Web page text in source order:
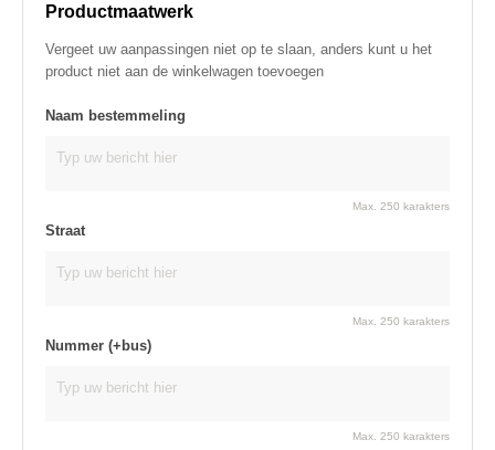
Productmaatwerk
Vergeet uw aanpassingen niet op te slaan, anders kunt u het
product niet aan de winkelwagen toevoegen
Naam bestemmeling
Max. 250 karakters
Straat
Max. 250 karakters
Nummer (+bus)
Max. 250 karakters